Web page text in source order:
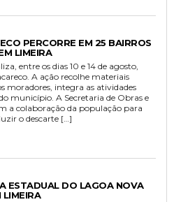
PERCORRE EM 25 BAIRROS
LIMEIRA
entre os dias 10 e 14 de agosto,
A ação recolhe materiais
moradores, integra as atividades
município. A Secretaria de Obras e
a colaboração da população para
o descarte […]
ESTADUAL DO LAGOA NOVA
LIMEIRA